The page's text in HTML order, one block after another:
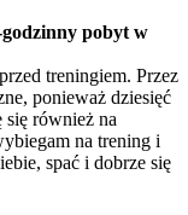
pobyt w
treningiem. Przez
ponieważ dziesięć
się również na
na trening i
spać i dobrze się